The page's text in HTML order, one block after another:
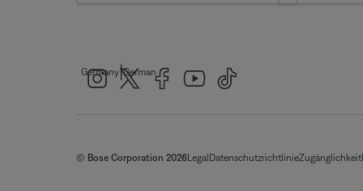
Germany|German
© Bose Corporation 2026Legal DatenschutzrichtlinieZugänglichkeit